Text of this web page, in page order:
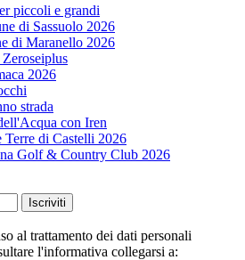
piccoli e grandi
di Sassuolo 2026
di Maranello 2026
2026
strada
con Iren
di Castelli 2026
Golf & Country Club 2026
al trattamento dei dati personali
l'informativa collegarsi a: